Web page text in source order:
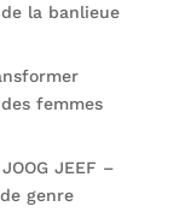
la banlieue
femmes
JEEF –
genre